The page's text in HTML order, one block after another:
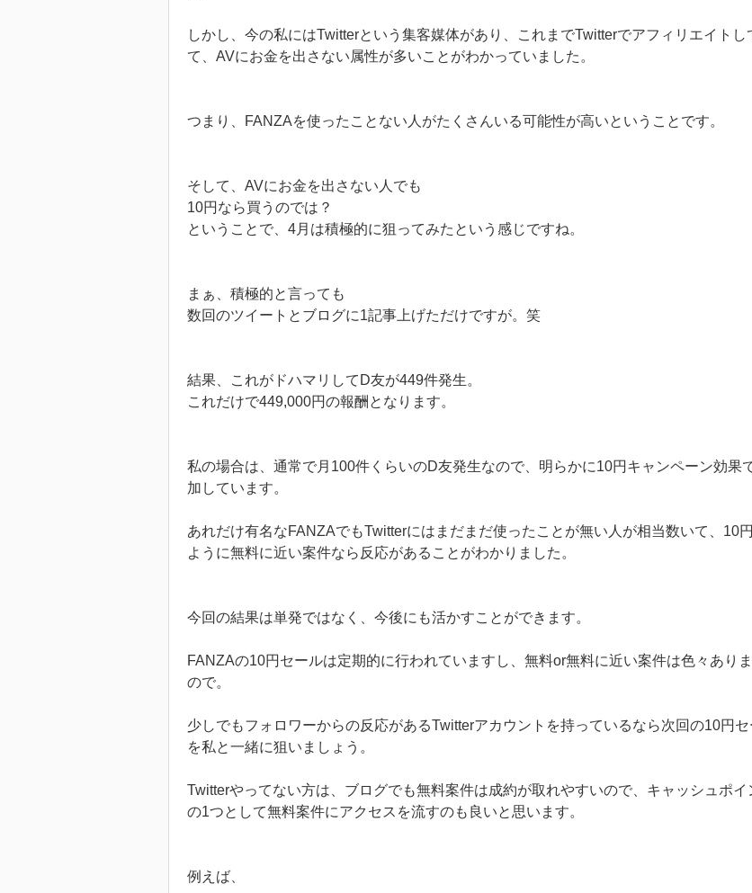
しかし、今の私にはTwitterという集客媒体があり、これまでTwitterでアフィリエイトし
て、AVにお金を出さない属性が多いことがわかっていました。
つまり、FANZAを使ったことない人がたくさんいる可能性が高いということです。
そして、AVにお金を出さない人でも
10円なら買うのでは？
ということで、4月は積極的に狙ってみたという感じですね。
まぁ、積極的と言っても
数回のツイートとブログに1記事上げただけですが。笑
結果、これがドハマリしてD友が449件発生。
これだけで449,000円の報酬となります。
私の場合は、通常で月100件くらいのD友発生なので、明らかに10円キャンペーン効果
加しています。
あれだけ有名なFANZAでもTwitterにはまだまだ使ったことが無い人が相当数いて、10
ように無料に近い案件なら反応があることがわかりました。
今回の結果は単発ではなく、今後にも活かすことができます。
FANZAの10円セールは定期的に行われていますし、無料or無料に近い案件は色々あり
ので。
少しでもフォロワーからの反応があるTwitterアカウントを持っているなら次回の10円
を私と一緒に狙いましょう。
Twitterやってない方は、ブログでも無料案件は成約が取れやすいので、キャッシュポイ
の1つとして無料案件にアクセスを流すのも良いと思います。
例えば、